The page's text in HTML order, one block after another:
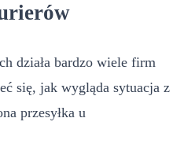
działa bardzo wiele firm
się, jak wygląda sytuacja z
przesyłka u